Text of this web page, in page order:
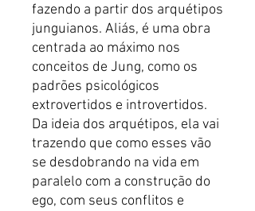
fazendo a partir dos arquétipos
junguianos. Aliás, é uma obra
centrada ao máximo nos
conceitos de Jung, como os
padrões psicológicos
extrovertidos e introvertidos.
Da ideia dos arquétipos, ela vai
trazendo que como esses vão
se desdobrando na vida em
paralelo com a construção do
ego, com seus conflitos e